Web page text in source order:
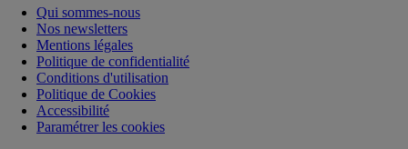
Qui sommes-nous
Nos newsletters
Mentions légales
Politique de confidentialité
Conditions d'utilisation
Politique de Cookies
Accessibilité
Paramétrer les cookies